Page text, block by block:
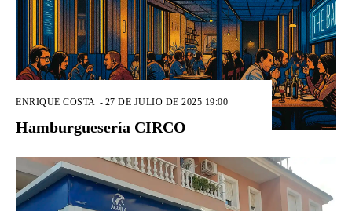
ENRIQUE COSTA - 27 DE JULIO DE 2025 19:00
Hamburguesería CIRCO